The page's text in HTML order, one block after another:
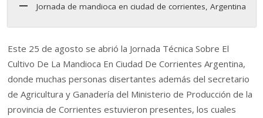
Jornada de mandioca en ciudad de corrientes, Argentina
Este 25 de agosto se abrió la Jornada Técnica Sobre El
Cultivo De La Mandioca En Ciudad De Corrientes Argentina,
donde muchas personas disertantes además del secretario
de Agricultura y Ganadería del Ministerio de Producción de la
provincia de Corrientes estuvieron presentes, los cuales